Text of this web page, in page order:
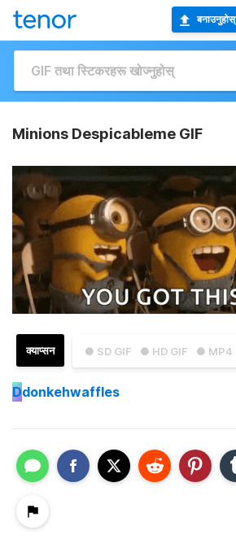
बनाउनुहोस्
Minions Despicableme GIF
● SD GIF ● HD GIF ● MP4
क्याप्सन
Ddonkehwaffles